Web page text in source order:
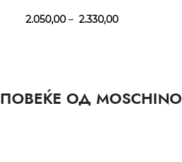
2.050,00 – 2.330,00
ПОВЕЌЕ ОД MOSCHINO